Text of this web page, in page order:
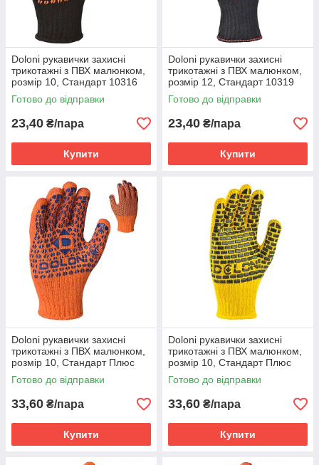
Doloni рукавички захисні
трикотажні з ПВХ малюнком,
розмір 10, Стандарт 10316
Готово до відправки
23,40 ₴/пара
Купити
Doloni рукавички захисні
трикотажні з ПВХ малюнком,
розмір 12, Стандарт 10319
Готово до відправки
23,40 ₴/пара
Купити
Doloni рукавички захисні
трикотажні з ПВХ малюнком,
розмір 10, Стандарт Плюс
584
Готово до відправки
33,60 ₴/пара
Купити
Doloni рукавички захисні
трикотажні з ПВХ малюнком,
розмір 10, Стандарт Плюс
4078
Готово до відправки
33,60 ₴/пара
Купити